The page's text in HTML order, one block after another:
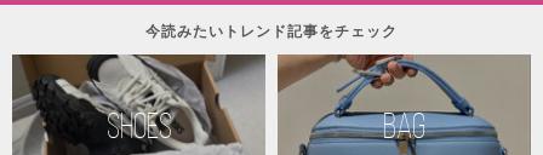
今読みたいトレンド記事をチェック
SHOES BAG